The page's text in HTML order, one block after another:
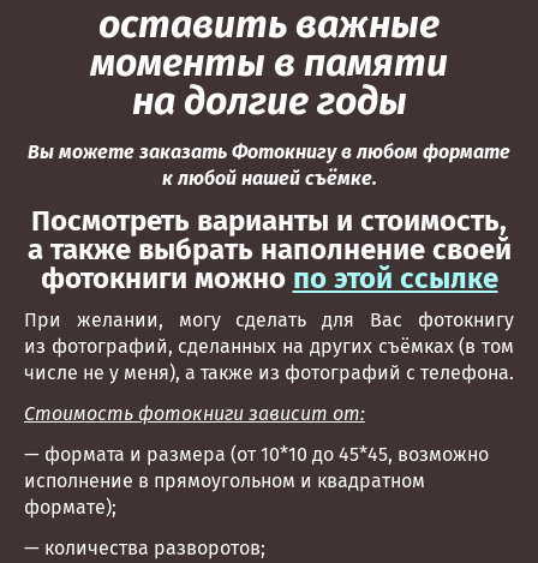
оставить важные
моменты в памяти
на долгие годы
Вы можете заказать Фотокнигу в любом формате
к любой нашей съёмке.
Посмотреть варианты и стоимость,
а также выбрать наполнение своей
фотокниги можно по этой ссылке
При желании, могу сделать для Вас фотокнигу
из фотографий, сделанных на других съёмках (в том
числе не у меня), а также из фотографий с телефона.
Стоимость фотокниги зависит от:
— формата и размера (от 10*10 до 45*45, возможно
исполнение в прямоугольном и квадратном
формате);
— количества разворотов;